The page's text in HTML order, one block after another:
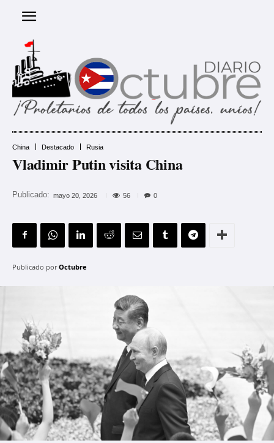
China Destacado Rusia
Vladimir Putin visita China
Publicado: mayo 20, 2026 56 0
Publicado por Octubre